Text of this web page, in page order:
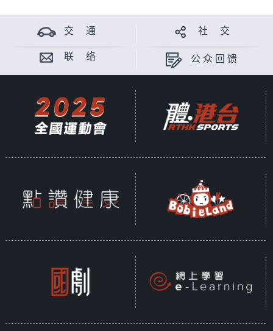
交 通 社 交
联 络 公众回馈